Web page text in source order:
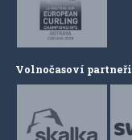
Volnočasoví partneři